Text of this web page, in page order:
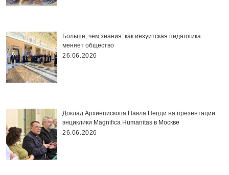
Больше, чем знания: как иезуитская педагогика
меняет общество
26.06.2026
Доклад Архиепископа Павла Пецци на презентации
энциклики Magnifica Нumanitas в Москве
26.06.2026